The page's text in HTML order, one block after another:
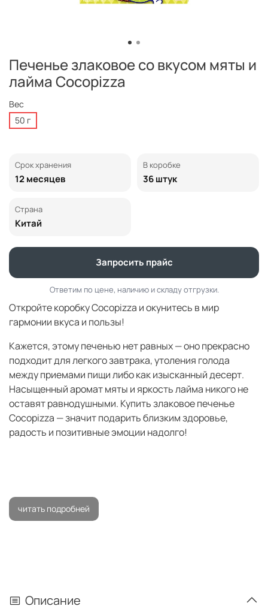
Печенье злаковое со вкусом мяты и
лайма Cocopizza
Вес
50 г
Срок хранения
12 месяцев
В коробке
36 штук
Страна
Китай
Запросить прайс
Ответим по цене, наличию и складу отгрузки.
Откройте коробку Cocopizza и окунитесь в мир
гармонии вкуса и пользы!
Кажется, этому печенью нет равных — оно прекрасно
подходит для легкого завтрака, утоления голода
между приемами пищи либо как изысканный десерт.
Насыщенный аромат мяты и яркость лайма никого не
оставят равнодушными. Купить злаковое печенье
Cocopizza — значит подарить близким здоровье,
радость и позитивные эмоции надолго!
читать подробней
Описание